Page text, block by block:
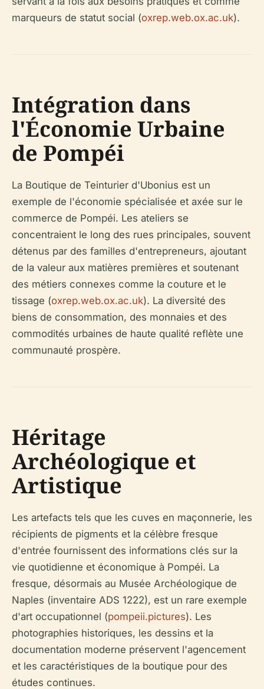
marqueurs de statut social (oxrep.web.ox.ac.uk).
Intégration dans
l'Économie Urbaine
de Pompéi
La Boutique de Teinturier d'Ubonius est un
exemple de l'économie spécialisée et axée sur le
commerce de Pompéi. Les ateliers se
concentraient le long des rues principales, souvent
détenus par des familles d'entrepreneurs, ajoutant
de la valeur aux matières premières et soutenant
des métiers connexes comme la couture et le
tissage (oxrep.web.ox.ac.uk). La diversité des
biens de consommation, des monnaies et des
commodités urbaines de haute qualité reflète une
communauté prospère.
Héritage
Archéologique et
Artistique
Les artefacts tels que les cuves en maçonnerie, les
récipients de pigments et la célèbre fresque
d'entrée fournissent des informations clés sur la
vie quotidienne et économique à Pompéi. La
fresque, désormais au Musée Archéologique de
Naples (inventaire ADS 1222), est un rare exemple
d'art occupationnel (pompeii.pictures). Les
photographies historiques, les dessins et la
documentation moderne préservent l'agencement
et les caractéristiques de la boutique pour des
études continues.